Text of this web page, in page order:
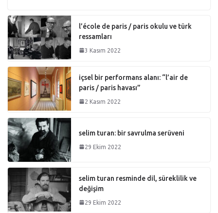
l’école de paris / paris okulu ve türk
ressamları
3 Kasım 2022
içsel bir performans alanı: “l’air de
paris / paris havası”
2 Kasım 2022
selim turan: bir savrulma serüveni
29 Ekim 2022
selim turan resminde dil, süreklilik ve
değişim
29 Ekim 2022